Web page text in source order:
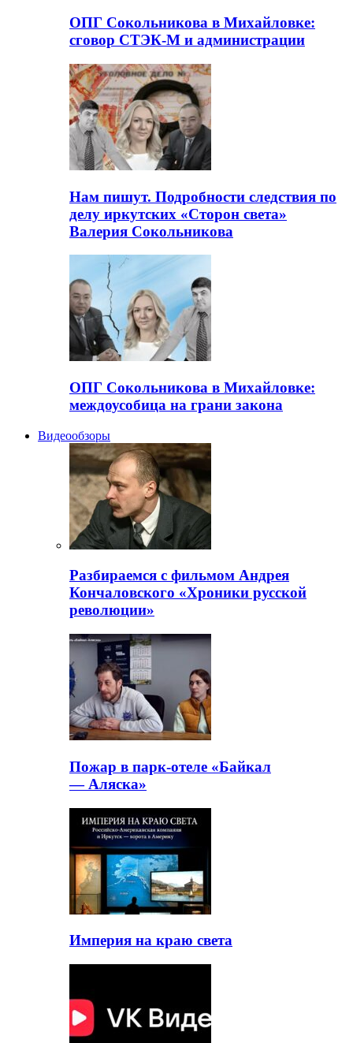
ОПГ Сокольникова в Михайловке:
сговор СТЭК-М и администрации
Нам пишут. Подробности следствия по
делу иркутских «Сторон света»
Валерия Сокольникова
ОПГ Сокольникова в Михайловке:
междоусобица на грани закона
Видеообзоры
Разбираемся с фильмом Андрея
Кончаловского «Хроники русской
революции»
Пожар в парк-отеле «Байкал
— Аляска»
Империя на краю света